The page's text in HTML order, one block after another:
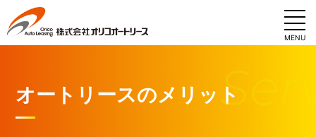
MENU
オートリースのメリット